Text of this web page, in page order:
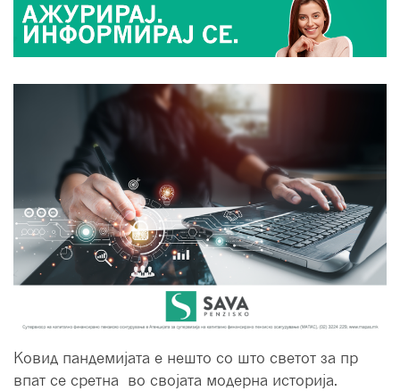
Ковид пандемијата е нешто со што светот за пр
впат се сретна во својата модерна историја.